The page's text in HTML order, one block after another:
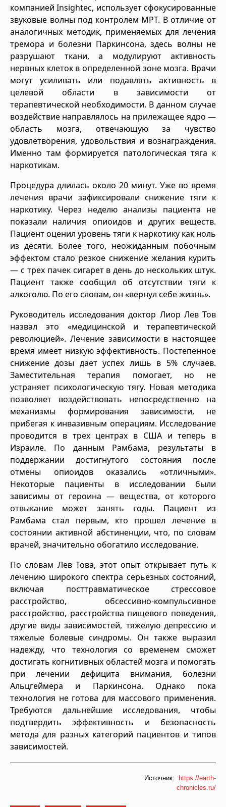
компанией Insightec, использует сфокусированные
звуковые волны под контролем МРТ. В отличие от
аналогичных методик, применяемых для лечения
тремора и болезни Паркинсона, здесь волны не
разрушают ткани, а модулируют активность
нервных клеток в определенной зоне мозга. Врачи
могут усиливать или подавлять активность в
целевой области в зависимости от
терапевтической необходимости. В данном случае
воздействие направлялось на прилежащее ядро —
область мозга, отвечающую за чувство
удовлетворения, удовольствия и вознаграждения.
Именно там формируется патологическая тяга к
наркотикам.
Процедура длилась около 20 минут. Уже во время
лечения врачи зафиксировали снижение тяги к
наркотику. Через неделю анализы пациента не
показали наличия опиоидов и других веществ.
Пациент оценил уровень тяги к наркотику как ноль
из десяти. Более того, неожиданным побочным
эффектом стало резкое снижение желания курить
— с трех пачек сигарет в день до нескольких штук.
Пациент также сообщил об отсутствии тяги к
алкоголю. По его словам, он «вернул себе жизнь».
Руководитель исследования доктор Лиор Лев Тов
назвал это «медицинской и терапевтической
революцией». Лечение зависимости в настоящее
время имеет низкую эффективность. Постепенное
снижение дозы дает успех лишь в 5% случаев.
Заместительная терапия помогает, но не
устраняет психологическую тягу. Новая методика
позволяет воздействовать непосредственно на
механизмы формирования зависимости, не
прибегая к инвазивным операциям. Исследование
проводится в трех центрах в США и теперь в
Израиле. По данным Рамбама, результаты в
поддержании достигнутого состояния после
отмены опиоидов оказались «отличными».
Некоторые пациенты в исследовании были
зависимы от героина — вещества, от которого
отвыкание может занять годы. Пациент из
Рамбама стал первым, кто прошел лечение в
состоянии активной абстиненции, что, по словам
врачей, значительно обогатило исследование.
По словам Лев Това, этот опыт открывает путь к
лечению широкого спектра серьезных состояний,
включая посттравматическое стрессовое
расстройство, обсессивно-компульсивное
расстройство, расстройства пищевого поведения,
другие виды зависимостей, тяжелую депрессию и
тяжелые болевые синдромы. Он также выразил
надежду, что технология со временем сможет
достигать когнитивных областей мозга и помогать
при лечении дефицита внимания, болезни
Альцгеймера и Паркинсона. Однако пока
технология не готова для массового применения.
Требуются дальнейшие исследования, чтобы
подтвердить эффективность и безопасность
метода для разных категорий пациентов и типов
зависимостей.
Источник:
https://earth-
chronicles.ru/